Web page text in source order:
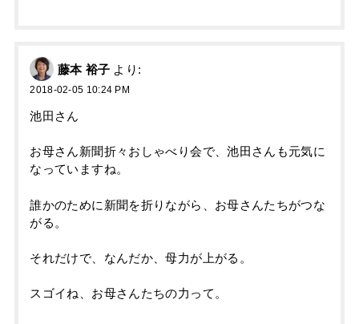
藤本 裕子 より:
2018-02-05 10:24 PM
池田さん
お母さん新聞折々おしゃべり会で、池田さんも元気に
なっていますね。
誰かのために新聞を折りながら、お母さんたちがつな
がる。
それだけで、なんだか、母力が上がる。
スゴイね、お母さんたちの力って。